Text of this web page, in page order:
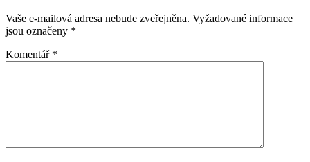
Vaše e-mailová adresa nebude zveřejněna. Vyžadované informace
jsou označeny *
Komentář *